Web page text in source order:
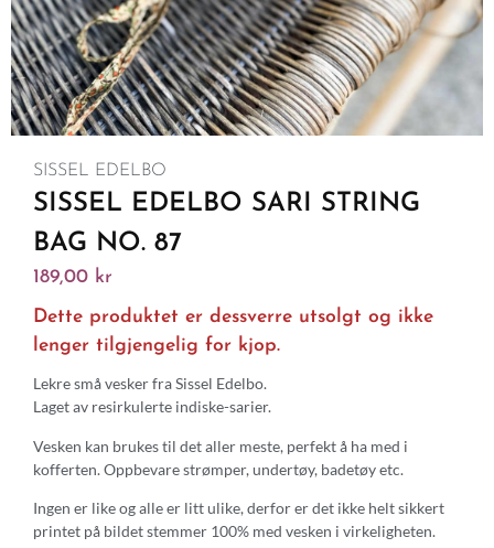
SISSEL EDELBO
SISSEL EDELBO SARI STRING
BAG NO. 87
189,00 kr
Dette produktet er dessverre utsolgt og ikke
lenger tilgjengelig for kjop.
Lekre små vesker fra Sissel Edelbo.
Laget av resirkulerte indiske-sarier.
Vesken kan brukes til det aller meste, perfekt å ha med i
kofferten. Oppbevare strømper, undertøy, badetøy etc.
Ingen er like og alle er litt ulike, derfor er det ikke helt sikkert
printet på bildet stemmer 100% med vesken i virkeligheten.